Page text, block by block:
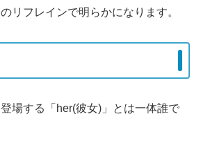
リフレインで明らかになります。
場する「her(彼女)」とは一体誰で